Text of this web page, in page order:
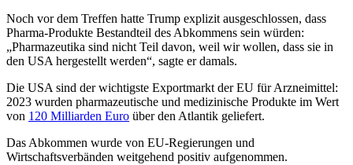
Noch vor dem Treffen hatte Trump explizit ausgeschlossen, dass
Pharma-Produkte Bestandteil des Abkommens sein würden:
„Pharmazeutika sind nicht Teil davon, weil wir wollen, dass sie in
den USA hergestellt werden“, sagte er damals.
Die USA sind der wichtigste Exportmarkt der EU für Arzneimittel:
2023 wurden pharmazeutische und medizinische Produkte im Wert
von 120 Milliarden Euro über den Atlantik geliefert.
Das Abkommen wurde von EU-Regierungen und
Wirtschaftsverbänden weitgehend positiv aufgenommen.